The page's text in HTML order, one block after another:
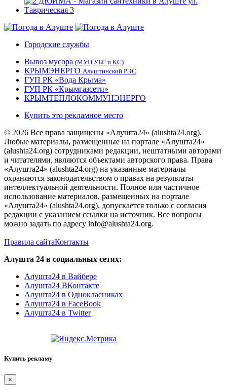
Городские службы
Вывоз мусора (МУП УБГ и КС)
КРЫМЭНЕРГО Алуштинский РЭС
ГУП РК «Вода Крыма»
ГУП РК «Крымгазсети»
КРЫМТЕПЛОКОММУНЭНЕРГО
Купить это рекламное место
© 2026 Все права защищены «Алушта24» (alushta24.org).
Любые материалы, размещенные на портале «Алушта24»
(alushta24.org) сотрудниками редакции, нештатными авторами
и читателями, являются объектами авторского права. Права
«Алушта24» (alushta24.org) на указанные материалы
охраняются законодательством о правах на результаты
интеллектуальной деятельности. Полное или частичное
использование материалов, размещенных на портале
«Алушта24» (alushta24.org), допускается только с согласия
редакции с указанием ссылки на источник. Все вопросы
можно задать по адресу info@alushta24.org.
Правила сайтаКонтакты
Алушта 24 в социальных сетях:
Алушта24 в Вайбере
Алушта24 ВКонтакте
Алушта24 в Однокласниках
Алушта24 в FaceBook
Алушта24 в Twitter
Купить рекламу
×